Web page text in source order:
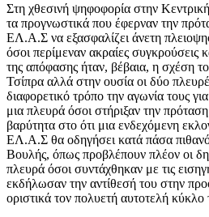
Στη χθεσινή ψηφοφορία στην
τα προγνωστικά που έφερναν την
ΕΛ.Α.Σ να εξασφαλίζει άνετη
όσοι περίμεναν ακραίες συγκρούσεις
της απόφασης ήταν, βέβαια, η σχέση
Τσίπρα αλλά στην ουσία οι δύο
διαφορετικό τρόπο την αγωνία τους
μια πλευρά όσοι στήριξαν την
βαρύτητα στο ότι μια ενδεχόμενη
ΕΛ.Α.Σ θα οδηγήσει κατά πάσα
Βουλής, όπως προβλέπουν πλέον οι
πλευρά όσοι συντάχθηκαν με τις
εκδήλωσαν την αντίθεσή του στην
οριστικά τον πολυετή αυτοτελή κύκλο